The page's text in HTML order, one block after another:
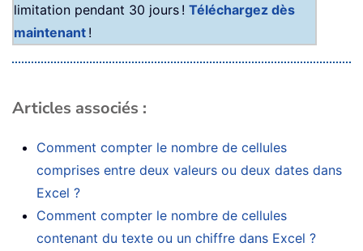
limitation pendant 30 jours ! Téléchargez dès
maintenant !
Articles associés :
Comment compter le nombre de cellules
comprises entre deux valeurs ou deux dates dans
Excel ?
Comment compter le nombre de cellules
contenant du texte ou un chiffre dans Excel ?